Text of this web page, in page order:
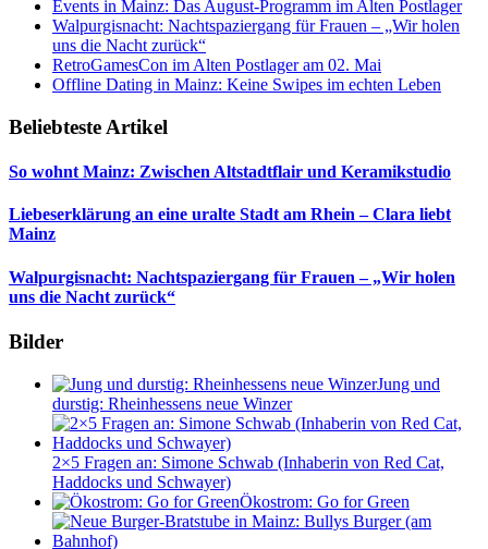
Events in Mainz: Das August-Programm im Alten Postlager
Walpurgisnacht: Nachtspaziergang für Frauen – „Wir holen
uns die Nacht zurück“
RetroGamesCon im Alten Postlager am 02. Mai
Offline Dating in Mainz: Keine Swipes im echten Leben
Beliebteste Artikel
So wohnt Mainz: Zwischen Altstadtflair und Keramikstudio
Liebeserklärung an eine uralte Stadt am Rhein – Clara liebt
Mainz
Walpurgisnacht: Nachtspaziergang für Frauen – „Wir holen
uns die Nacht zurück“
Bilder
Jung und
durstig: Rheinhessens neue Winzer
2×5 Fragen an: Simone Schwab (Inhaberin von Red Cat,
Haddocks und Schwayer)
Ökostrom: Go for Green